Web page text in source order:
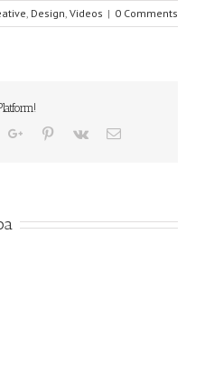
Design Videos | 0 Comments
Google+Pinterest
Vk Email